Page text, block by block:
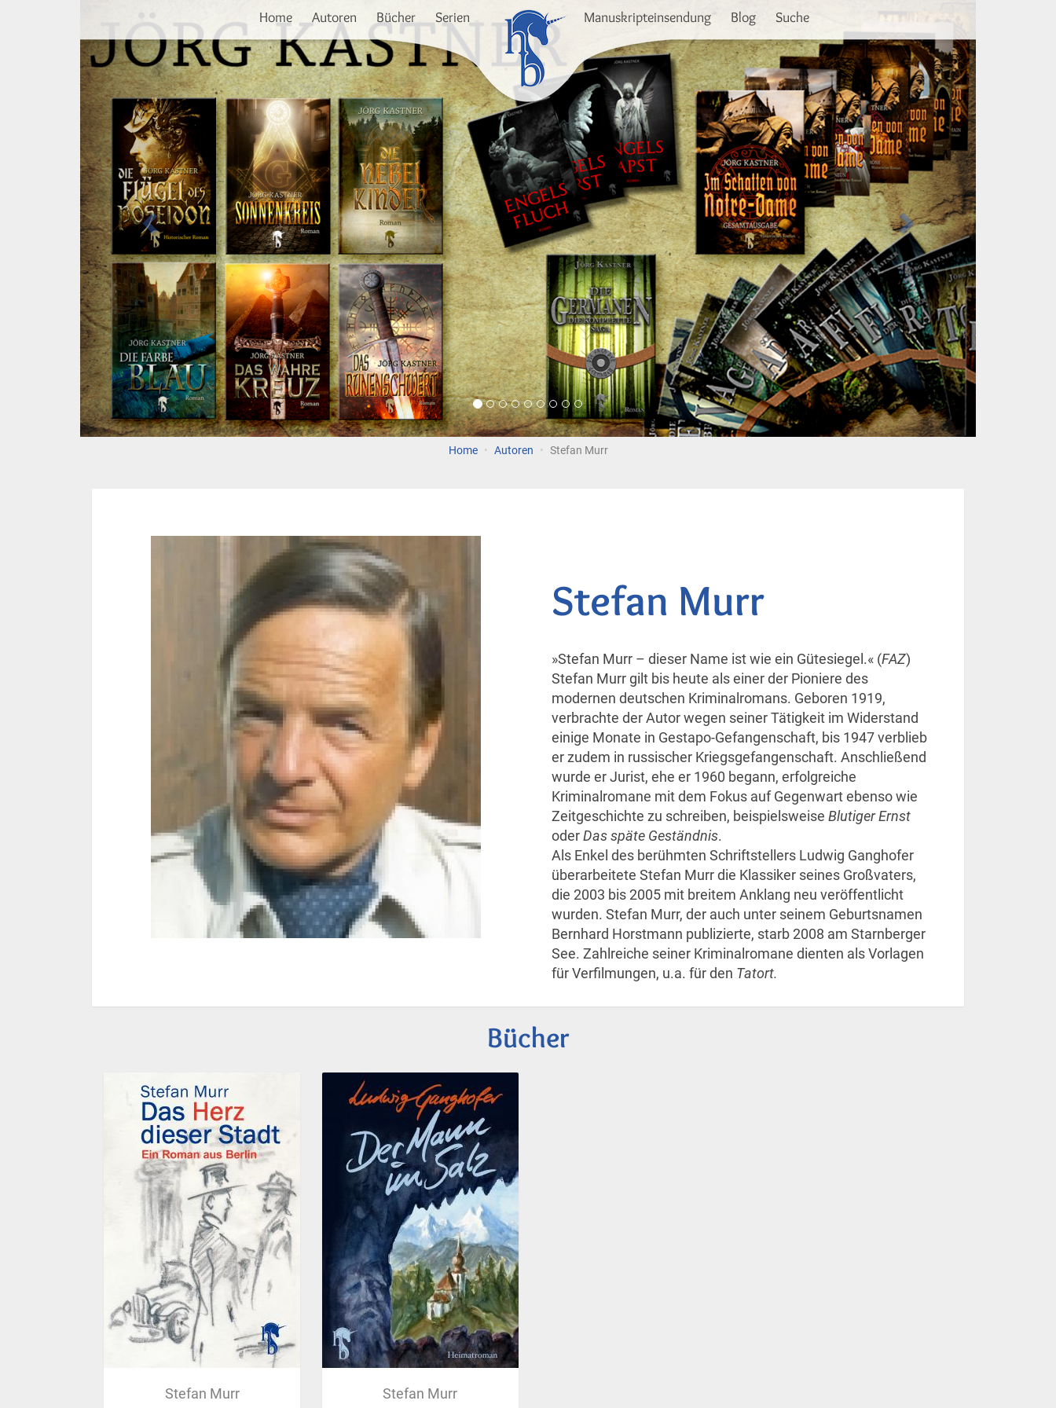
Home Autoren Bücher Serien Manuskripteinsendung Blog Suche Weiter
Home Autoren Stefan Murr
Stefan Murr
»Stefan Murr – dieser Name ist wie ein Gütesiegel.« (FAZ)
Stefan Murr gilt bis heute als einer der Pioniere des
modernen deutschen Kriminalromans. Geboren 1919,
verbrachte der Autor wegen seiner Tätigkeit im Widerstand
einige Monate in Gestapo-Gefangenschaft, bis 1947 verblieb
er zudem in russischer Kriegsgefangenschaft. Anschließend
wurde er Jurist, ehe er 1960 begann, erfolgreiche
Kriminalromane mit dem Fokus auf Gegenwart ebenso wie
Zeitgeschichte zu schreiben, beispielsweise Blutiger Ernst
oderDas späte Geständnis.
Als Enkel des berühmten Schriftstellers Ludwig Ganghofer
überarbeitete Stefan Murr die Klassiker seines Großvaters,
die 2003 bis 2005 mit breitem Anklang neu veröffentlicht
wurden. Stefan Murr, der auch unter seinem Geburtsnamen
Bernhard Horstmann publizierte, starb 2008 am Starnberger
See. Zahlreiche seiner Kriminalromane dienten als Vorlagen
für Verfilmungen, u.a. für den Tatort.
Bücher
Stefan Murr Stefan Murr